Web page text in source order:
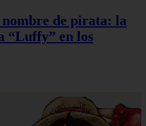
nombre de pirata: la
“Luffy” en los